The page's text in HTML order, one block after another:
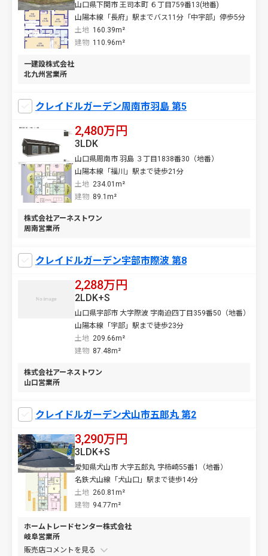
山口県下関市 王司本町 ６丁目759番13(地番)
山陽本線「長府」駅までバス11分「中宇部」停歩5分
土地 160.39m²
建物 110.96m²
一建設株式会社
北九州営業所
クレイドルガーデン周南市羽島 第5
2,480万円
山口県周南市 羽島 ３丁目1838番30（地番）
山陽本線「福川」駅まで徒歩21分
土地 234.01m²
3LDK
建物 89.1m²
株式会社アーネストワン
周南営業所
クレイドルガーデン宇部市際波 第8
2,288万円
山口県宇部市 大字際波 字南迫四丁目359番50（地番）
山陽本線「宇部」駅まで徒歩23分
土地 209.66m²
2LDK+S
建物 87.48m²
株式会社アーネストワン
山口営業所
クレイドルガーデン犬山市五郎丸 第2
3,290万円
愛知県犬山市 大字五郎丸 字柿崎55番1（地番）
名鉄犬山線「犬山口」駅まで徒歩14分
土地 260.81m²
3LDK+S
建物 94.77m²
ホームトレードセンター株式会社
岐阜営業所
販売店コメントを